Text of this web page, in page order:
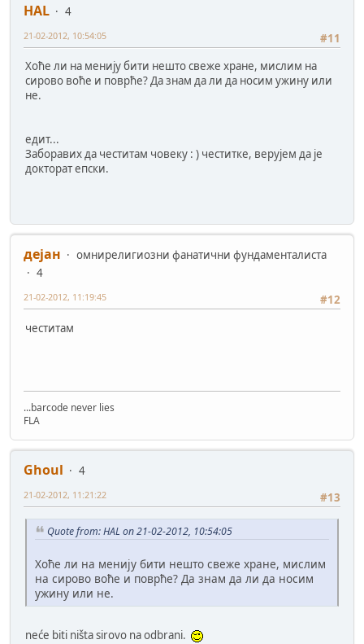
HAL
4
#11
21-02-2012, 10:54:05
Хоће ли на менију бити нешто свеже хране, мислим на
сирово воће и поврће? Да знам да ли да носим ужину или
не.
едит...
Заборавих да честитам човеку : ) честитке, верујем да је
докторат епски.
дејан
омнирелигиозни фанатични фундаменталиста
4
#12
21-02-2012, 11:19:45
честитам
...barcode never lies
FLA
Ghoul
4
#13
21-02-2012, 11:21:22
Quote from: HAL on 21-02-2012, 10:54:05
Хоће ли на менију бити нешто свеже хране, мислим
на сирово воће и поврће? Да знам да ли да носим
ужину или не.
neće biti ništa sirovo na odbrani.